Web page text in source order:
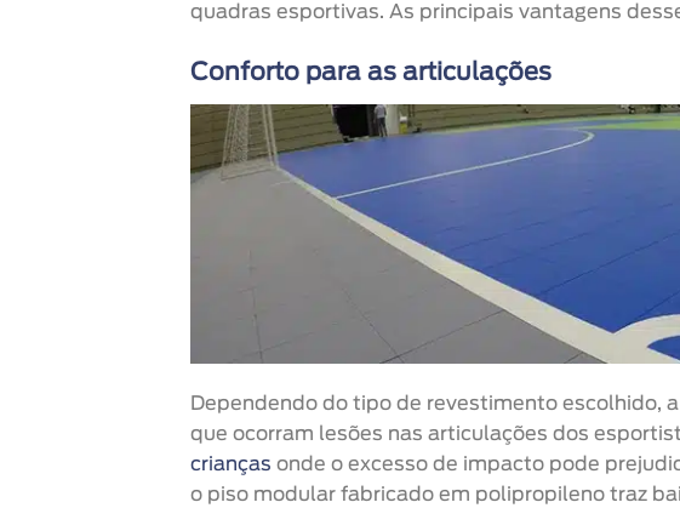
quadras esportivas. As principais vantagens
Conforto para as articulações
Dependendo do tipo de revestimento escolhido,
que ocorram lesões nas articulações dos
crianças onde o excesso de impacto pode
o piso modular fabricado em polipropileno traz